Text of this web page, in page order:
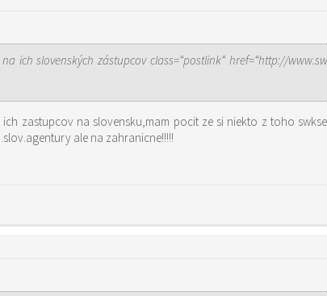
ich slovenských zástupcov class=“postlink“ href=“http://
zastupcov na slovensku,mam pocit ze si niekto z toho
ale na zahranicne!!!!!